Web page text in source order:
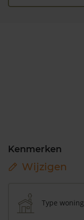
Kenmerken
Wijzigen
Type woning